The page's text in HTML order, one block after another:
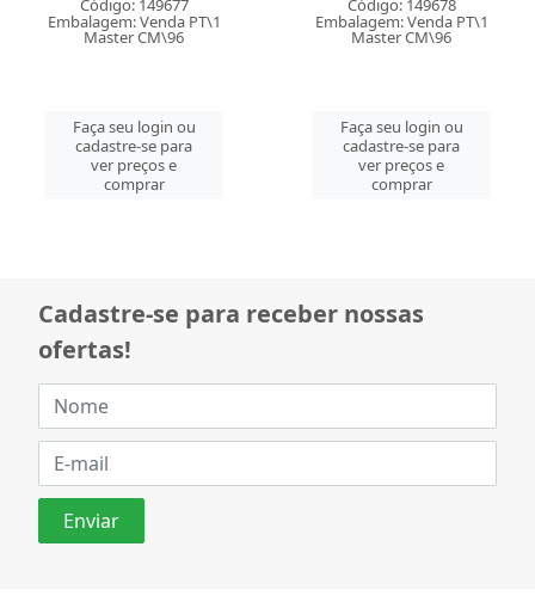
Código: 149677
Embalagem: Venda PT\1
Master CM\96
Faça seu login ou
cadastre-se para
ver preços e
comprar
Código: 149678
Embalagem: Venda PT\1
Master CM\96
Faça seu login ou
cadastre-se para
ver preços e
comprar
Cadastre-se para receber nossas
ofertas!